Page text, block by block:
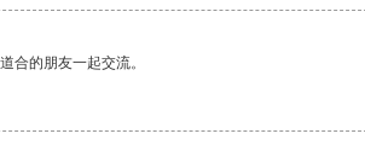
合的朋友一起交流。